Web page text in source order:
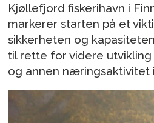
Kjøllefjord fiskerihavn i
markerer starten på et
sikkerheten og
til rette for videre
og annen næringsaktivitet